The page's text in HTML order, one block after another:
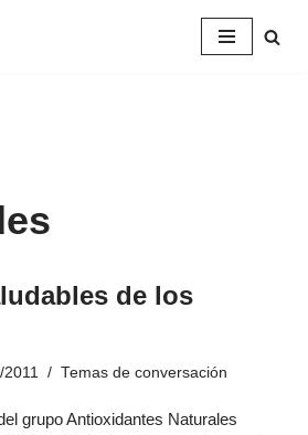
de los
2011 Temas de conversación
grupo Antioxidantes Naturales